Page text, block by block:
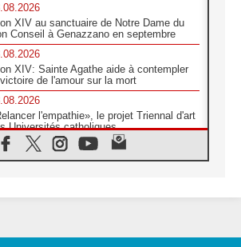
XIV au sanctuaire de Notre Dame du
Conseil à Genazzano en septembre
XIV: Sainte Agathe aide à contempler
victoire de l'amour sur la mort
l'empathie», le projet Triennal d'art
Universités catholiques
2026, donner la parole aux religieuses